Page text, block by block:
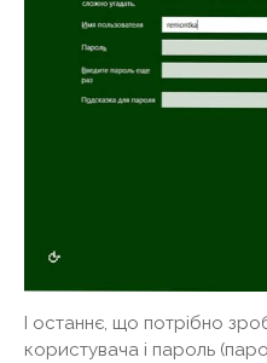
І останнє, що потрібно
користувача і пароль